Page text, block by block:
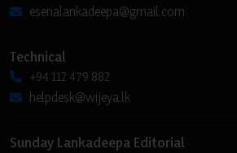
esenalankadeepa@gmail.com
Technical
+94 112 479 882
helpdesk@wijeya.lk
Sunday Lankadeepa Editorial